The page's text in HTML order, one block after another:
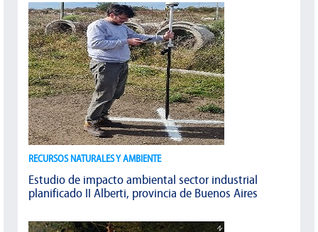
RECURSOS NATURALES Y AMBIENTE
Estudio de impacto ambiental sector industrial
planificado II Alberti, provincia de Buenos Aires